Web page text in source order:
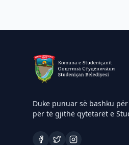
Duke punuar së bashku
për të gjithë qytetarët e